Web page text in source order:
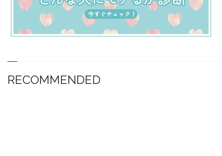
RECOMMENDED